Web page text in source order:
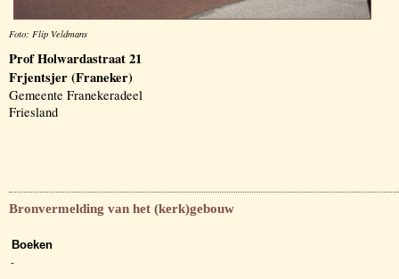
Foto: Flip Veldmans
Prof Holwardastraat 21
Frjentsjer (Franeker)
Gemeente Franekeradeel
Friesland
Bronvermelding van het (kerk)gebouw
Boeken
-